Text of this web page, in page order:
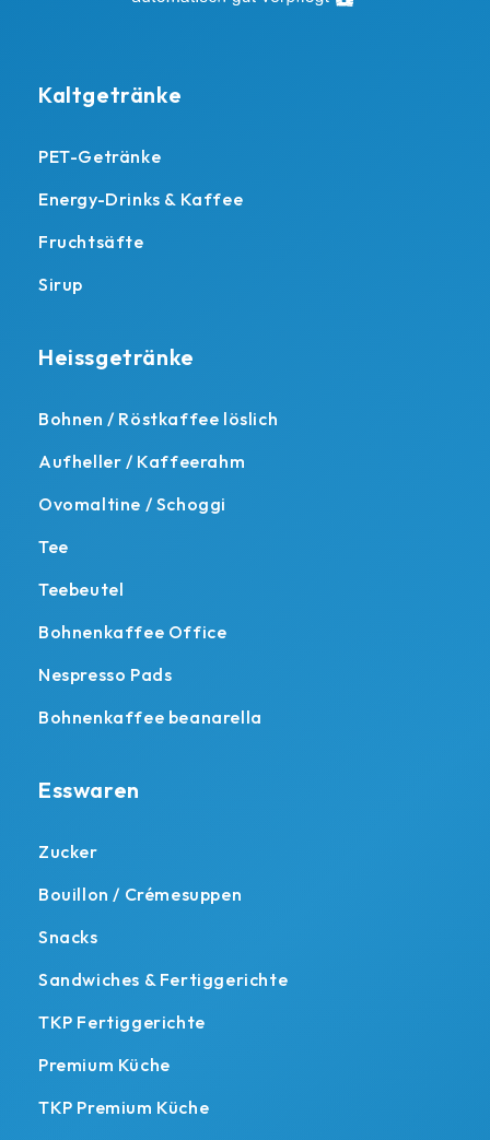
Kaltgetränke
PET-Getränke
Energy-Drinks & Kaffee
Fruchtsäfte
Sirup
Heissgetränke
Bohnen / Röstkaffee löslich
Aufheller / Kaffeerahm
Ovomaltine / Schoggi
Tee
Teebeutel
Bohnenkaffee Office
Nespresso Pads
Bohnenkaffee beanarella
Esswaren
Zucker
Bouillon / Crémesuppen
Snacks
Sandwiches & Fertiggerichte
TKP Fertiggerichte
Premium Küche
TKP Premium Küche